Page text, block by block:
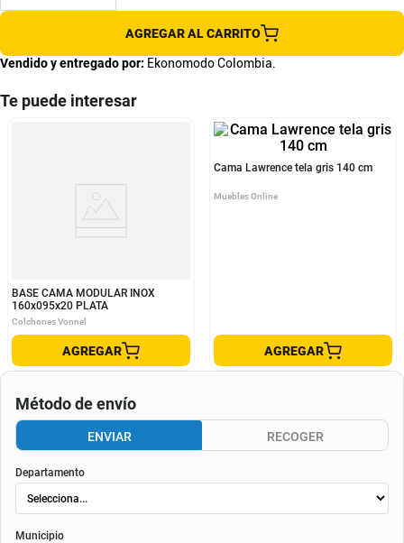
AGREGAR AL CARRITO
Vendido y entregado por: Ekonomodo Colombia.
Te puede interesar
BASE CAMA MODULAR INOX
160x095x20 PLATA
Colchones Vonnel
AGREGAR AGREGAR
Método de envío
ENVIAR RECOGER
Departamento
Municipio